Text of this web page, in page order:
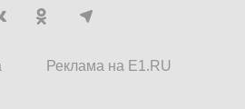
Реклама на E1.RU